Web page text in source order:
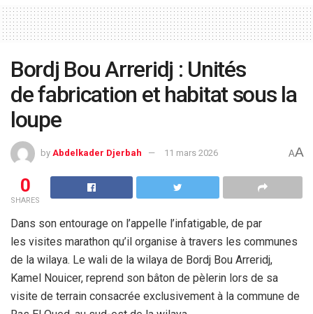
Bordj Bou Arreridj : Unités
de fabrication et habitat sous la
loupe
by Abdelkader Djerbah 11 mars 2026 AA
0
SHARES
Dans son entourage on l’appelle l’infatigable, de par
les visites marathon qu’il organise à travers les communes
de la wilaya. Le wali de la wilaya de Bordj Bou Arreridj,
Kamel Nouicer, reprend son bâton de pèlerin lors de sa
visite de terrain consacrée exclusivement à la commune de